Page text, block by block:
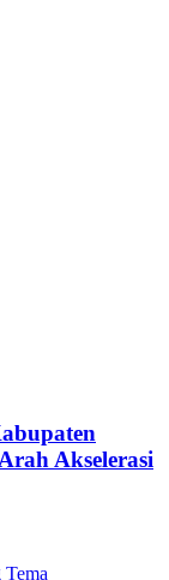
Akselerasi